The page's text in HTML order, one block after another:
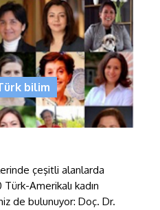
bilim
çeşitli alanlarda
Amerikalı kadın
de bulunuyor: Doç. Dr.